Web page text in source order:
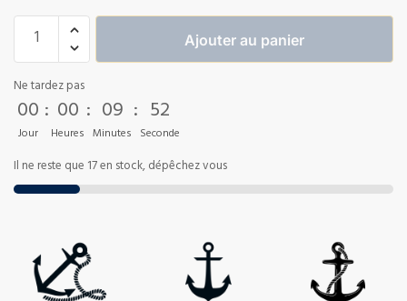
Ajouter au panier
Ne tardez pas
00
Jour
: 00
Heures
: 09
Minutes
: 52
Seconde
Il ne reste que 17 en stock, dépêchez vous